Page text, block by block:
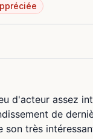
d'acteur assez
de
son très